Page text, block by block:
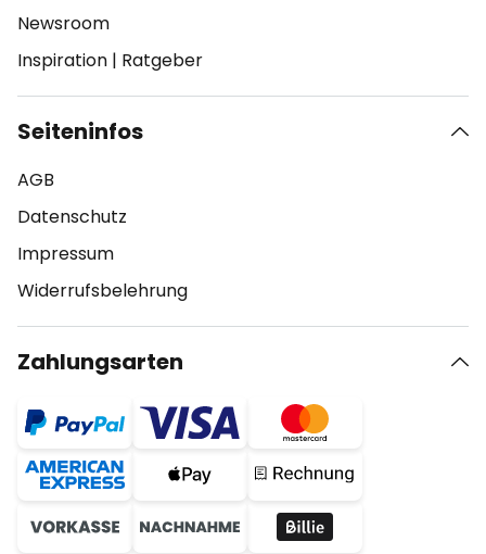
Newsroom
Inspiration | Ratgeber
Seiteninfos
AGB
Datenschutz
Impressum
Widerrufsbelehrung
Zahlungsarten